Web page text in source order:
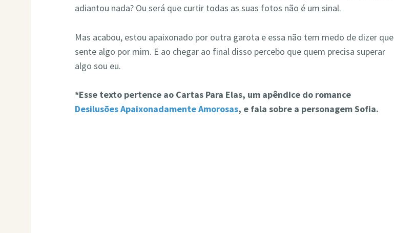
adiantou nada? Ou será que curtir todas as suas fotos não é um sinal.
Mas acabou, estou apaixonado por outra garota e essa não tem medo de dizer que
sente algo por mim. E ao chegar ao final disso percebo que quem precisa superar
algo sou eu.
*Esse texto pertence ao Cartas Para Elas, um apêndice do romance
Desilusões Apaixonadamente Amorosas, e fala sobre a personagem Sofia.